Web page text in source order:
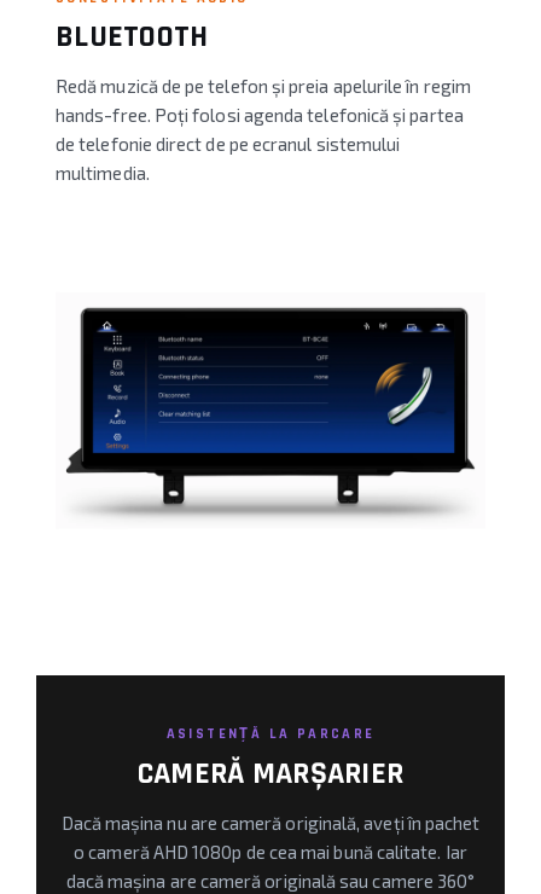
BLUETOOTH
Redă muzică de pe telefon și preia apelurile în regim
hands-free. Poți folosi agenda telefonică și partea
de telefonie direct de pe ecranul sistemului
multimedia.
ASISTENȚĂ LA PARCARE
CAMERĂ MARȘARIER
Dacă mașina nu are cameră originală, aveți în pachet
o cameră AHD 1080p de cea mai bună calitate. Iar
dacă mașina are cameră originală sau camere 360°